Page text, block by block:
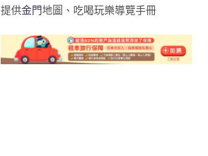
提供金門地圖、吃喝玩樂導覽手冊